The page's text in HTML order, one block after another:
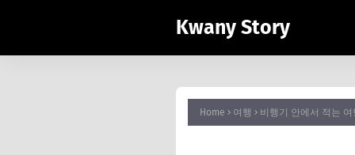
Kwany Story
Home 여행 비행기 안에서 적는